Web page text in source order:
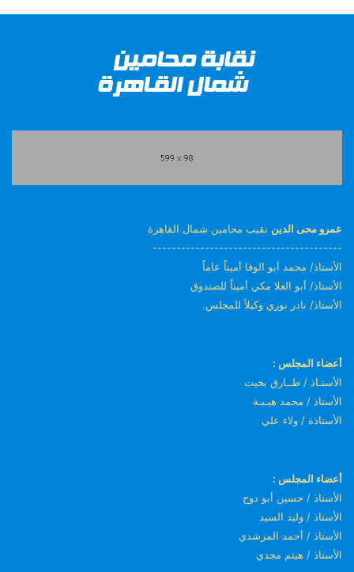
عمرو محى الدين نقيب محامين شمال القاهرة
----------------------------------------
الأستاذ/ محمد أبو الوفا أميناً عاماً
الأستاذ/ أبو العلا مكي أميناً للصندوق
الأستاذ/ نادر نوري وكيلاً للمجلس.
أعضاء المجلس :
الأستـاذ / طــارق بخيت
الأستاذ / محمد هيـبـة
الأستاذة / ولاء علي
أعضاء المجلس :
الأستاذ / حسين أبو دوح
الأستاذ / وليد السيد
الأستاذ / أحمد المرشدي
الأستاذ / هيثم مجدي